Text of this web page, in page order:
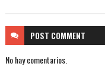
POST COMMENT
No hay comentarios.